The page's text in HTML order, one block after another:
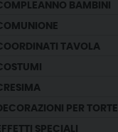
BAMBINI
TAVOLA
PER TORTE
SPECIALI